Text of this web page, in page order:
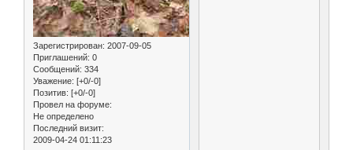
Зарегистрирован: 2007-09-05
Приглашений: 0
Сообщений: 334
Уважение: [+0/-0]
Позитив: [+0/-0]
Провел на форуме:
Не определено
Последний визит:
2009-04-24 01:11:23